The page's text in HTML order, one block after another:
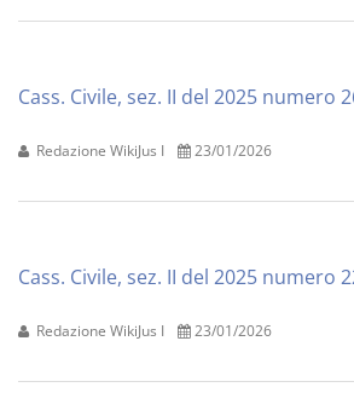
Cass. Civile, sez. II del 2025 numero
Redazione WikiJus I 23/01/2026
Cass. Civile, sez. II del 2025 numero
Redazione WikiJus I 23/01/2026